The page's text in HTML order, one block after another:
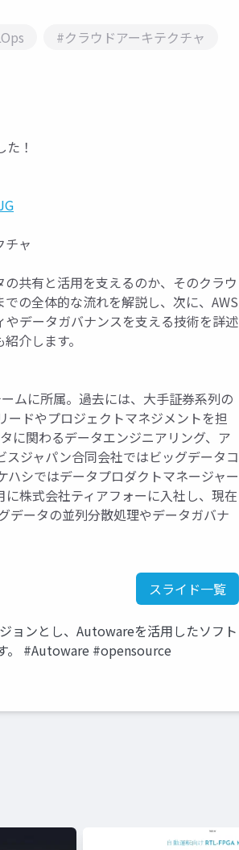
#クラウドアーキテクチャ
！
チャ
共有と活用を支えるのか、そのクラウ
の全体的な流れを解説し、次に、AWS
データガバナンスを支える技術を詳述
介します。
ムに所属。過去には、大手証券系列の
ドやプロジェクトマネジメントを担
に関わるデータエンジニアリング、ア
ジャパン合同会社ではビッグデータコ
シではデータプロダクトマネージャー
株式会社ティアフォーに入社し、現在
データの並列分散処理やデータガバナ
スライド一覧
ョンとし、Autowareを活用したソフト
。 #Autoware #opensource